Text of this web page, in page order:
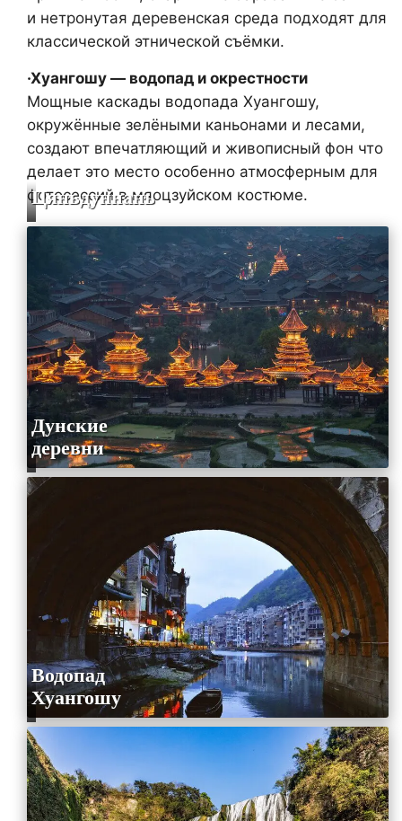
и нетронутая деревенская среда подходят для
классической этнической съёмки.
·Хуангошу — водопад и окрестности
Мощные каскады водопада Хуангошу,
окружённые зелёными каньонами и лесами,
создают впечатляющий и живописный фон что
делает это место особенно атмосферным для
фотосессий в мяoцзуйском костюме.
Цяньдуннань
Дунские
деревни
Водопад
Хуангошу